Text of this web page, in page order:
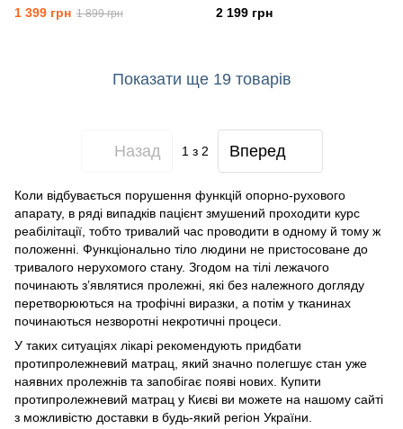
B01TKS03
1 399 грн 1 899 грн 2 199 грн
Показати ще 19 товарів
Назад 1 з 2 Вперед
Коли відбувається порушення функцій опорно-рухового
апарату, в ряді випадків пацієнт змушений проходити курс
реабілітації, тобто тривалий час проводити в одному й тому ж
положенні. Функціонально тіло людини не пристосоване до
тривалого нерухомого стану. Згодом на тілі лежачого
починають з’являтися пролежні, які без належного догляду
перетворюються на трофічні виразки, а потім у тканинах
починаються незворотні некротичні процеси.
У таких ситуаціях лікарі рекомендують придбати
протипролежневий матрац, який значно полегшує стан уже
наявних пролежнів та запобігає появі нових. Купити
протипролежневий матрац у Києві ви можете на нашому сайті
з можливістю доставки в будь-який регіон України.